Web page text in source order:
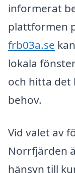
informerat
plattformen
frb03a.se
lokala
och hitta
behov.
Vid valet av
Norrfjärden
hänsyn till